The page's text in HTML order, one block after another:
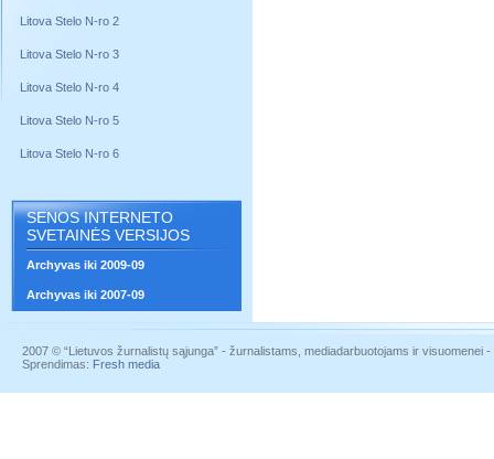
Litova Stelo N-ro 2
Litova Stelo N-ro 3
Litova Stelo N-ro 4
Litova Stelo N-ro 5
Litova Stelo N-ro 6
SENOS INTERNETO
SVETAINĖS VERSIJOS
Archyvas iki 2009-09
Archyvas iki 2007-09
2007 © “Lietuvos žurnalistų sąjunga” - žurnalistams, mediadarbuotojams ir visuomenei
Sprendimas: Fresh media